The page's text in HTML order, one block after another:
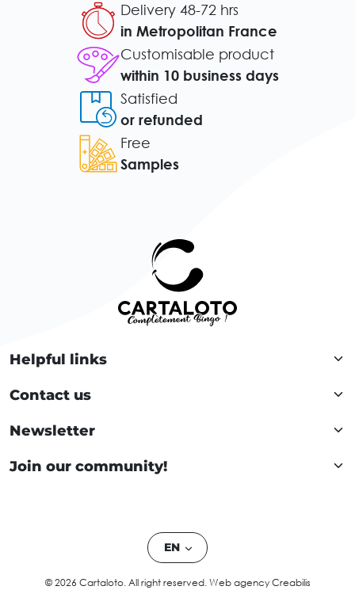
Delivery 48-72 hrs
in Metropolitan France
Customisable product
within 10 business days
Satisfied
or refunded
Free
Samples
Helpful links
Contact us
Newsletter
Join our community!
EN
© 2026 Cartaloto. All right reserved. Web agency Creabilis